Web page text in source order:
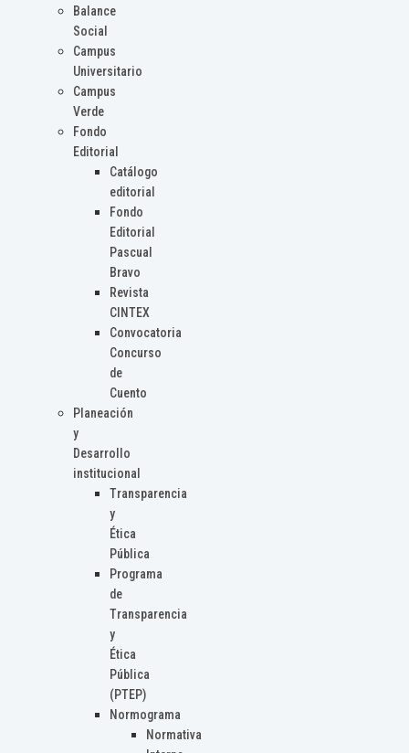
Balance
Social
Campus
Universitario
Campus
Verde
Fondo
Editorial
Catálogo
editorial
Fondo
Editorial
Pascual
Bravo
Revista
CINTEX
Convocatoria
Concurso
de
Cuento
Planeación
y
Desarrollo
institucional
Transparencia
y
Ética
Pública
Programa
de
Transparencia
y
Ética
Pública
(PTEP)
Normograma
Normativa